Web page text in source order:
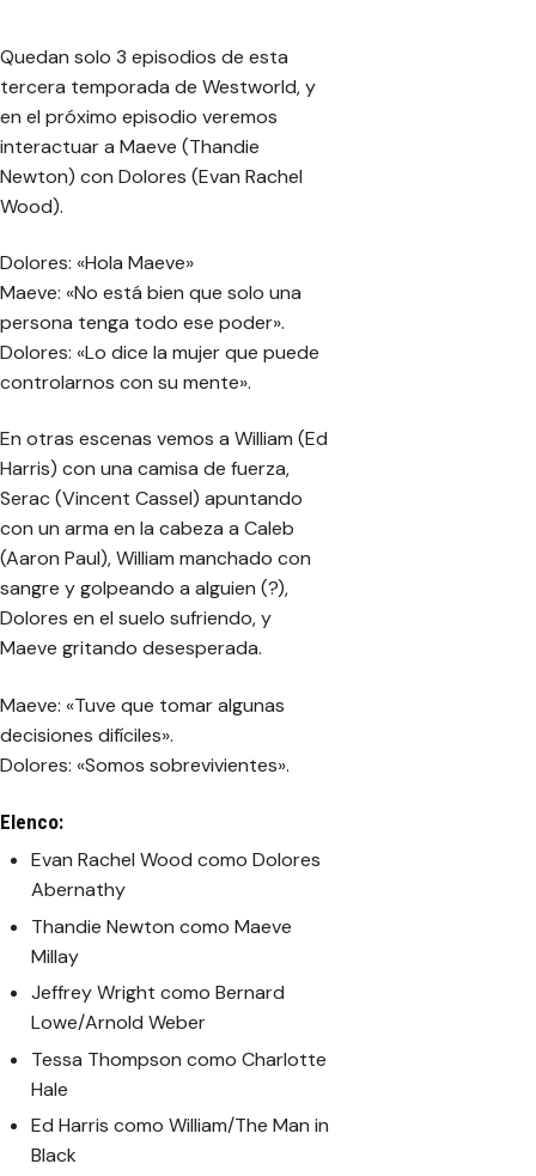
Quedan solo 3 episodios de esta
tercera temporada de Westworld, y
en el próximo episodio veremos
interactuar a Maeve (Thandie
Newton) con Dolores (Evan Rachel
Wood).
Dolores: «Hola Maeve»
Maeve: «No está bien que solo una
persona tenga todo ese poder».
Dolores: «Lo dice la mujer que puede
controlarnos con su mente».
En otras escenas vemos a William (Ed
Harris) con una camisa de fuerza,
Serac (Vincent Cassel) apuntando
con un arma en la cabeza a Caleb
(Aaron Paul), William manchado con
sangre y golpeando a alguien (?),
Dolores en el suelo sufriendo, y
Maeve gritando desesperada.
Maeve: «Tuve que tomar algunas
decisiones difíciles».
Dolores: «Somos sobrevivientes».
Elenco:
Evan Rachel Wood como Dolores
Abernathy
Thandie Newton como Maeve
Millay
Jeffrey Wright como Bernard
Lowe/Arnold Weber
Tessa Thompson como Charlotte
Hale
Ed Harris como William/The Man in
Black